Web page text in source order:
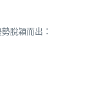
脫穎而出：